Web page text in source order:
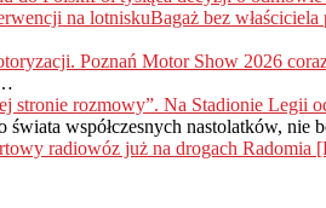
Bagaż bez
świata współczesnych nastolatków, nie